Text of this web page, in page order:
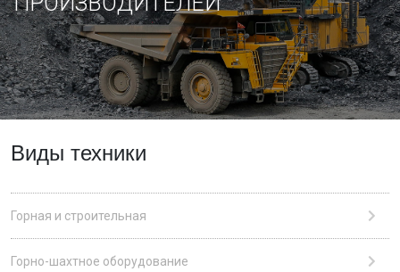
Виды техники
Горная и строительная
Горно-шахтное оборудование